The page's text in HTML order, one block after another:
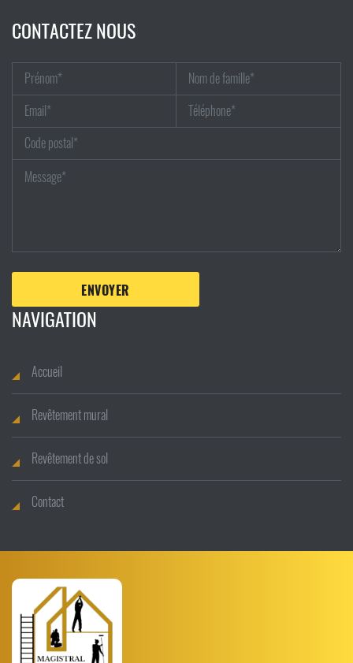
NAVIGATION
Accueil
Revêtement mural
Revêtement de sol
Contact
CONTACTEZ NOUS
ENVOYER